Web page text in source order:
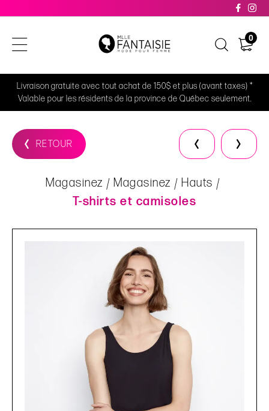
0
Livraison gratuite avec tout achat de 150$ et plus (avant taxes) *
Valable pour les résidents de la province de Québec seulement.
RETOUR
Magasinez Magasinez
Hauts
T-shirts et camisoles